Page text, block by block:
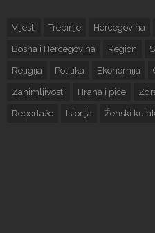
Vijesti Trebinje Hercegovina
Bosna i Hercegovina Region
Religija Politika Ekonomija
Zanimljivosti Hrana i piće
Reportaže Istorija Ženski